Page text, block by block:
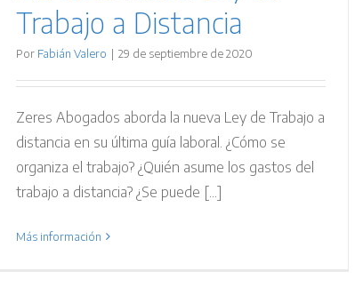
Trabajo a Distancia
Por Fabián Valero | 29 de septiembre de 2020
Zeres Abogados aborda la nueva Ley de Trabajo a
distancia en su última guía laboral. ¿Cómo se
organiza el trabajo? ¿Quién asume los gastos del
trabajo a distancia? ¿Se puede [...]
Más información